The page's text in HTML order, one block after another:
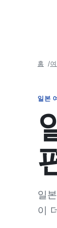
홈
일본
일
이